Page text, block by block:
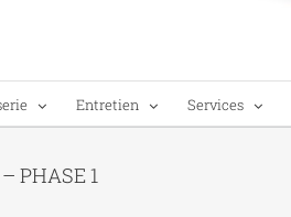
Entretien Services
PHASE 1